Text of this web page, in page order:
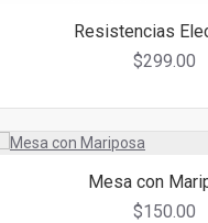
Resistencias
$299.00
Mesa con
$150.00